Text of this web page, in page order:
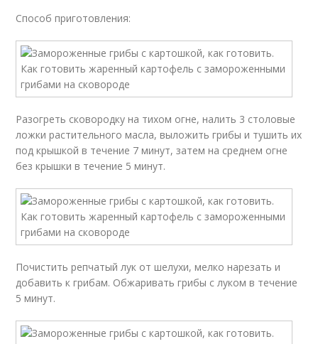
Способ приготовления:
Разогреть сковородку на тихом огне, налить 3 столовые
ложки растительного масла, выложить грибы и тушить их
под крышкой в течение 7 минут, затем на среднем огне
без крышки в течение 5 минут.
Почистить репчатый лук от шелухи, мелко нарезать и
добавить к грибам. Обжаривать грибы с луком в течение
5 минут.